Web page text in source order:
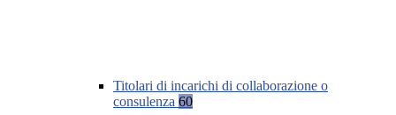
Titolari di incarichi di collaborazione o
consulenza 60